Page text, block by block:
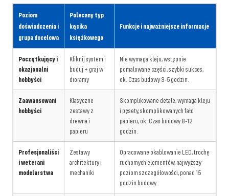
Poziom
doświadczenia i
grupa docelowa
Polecany typ
kącika
książkowego
Funkcje i najważniejsze informacje
Początkujący i
okazjonalni
hobbyści
Kliknij system i
buduj + graj w
dioramy
Nie wymaga kleju, wstępnie
pomalowane części, szybki sukces,
ok. Czas budowy 3-5 godzin.
Zaawansowani
hobbyści
Klasyczne
zestawy z
drewna i
papieru
Skomplikowane detale, wymaga kleju
i pęsety, skomplikowanych fałd
papieru, ok. Czas budowy 8-12
godzin.
Profesjonaliści
i weterani
modelarstwa
Zestawy
architektury i
mechaniki
Opracowane okablowanie LED, trochę
ruchomych elementów, najwyższy
poziom szczegółowości, ponad 15
godzin budowy.